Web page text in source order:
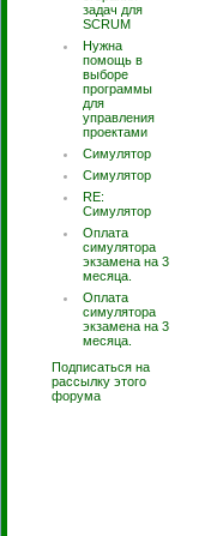
задач для
SCRUM
Нужна
помощь в
выборе
программы
для
управления
проектами
Симулятор
Симулятор
RE:
Симулятор
Оплата
симулятора
экзамена на 3
месяца.
Оплата
симулятора
экзамена на 3
месяца.
Подписаться на
рассылку этого
форума